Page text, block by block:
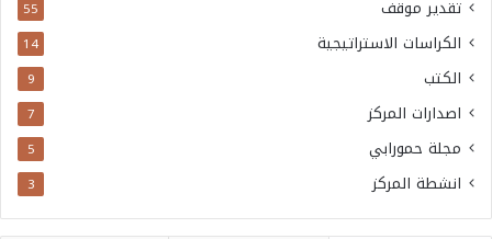
تقدير موقف 55
الكراسات الاستراتيجية 14
الكتب 9
اصدارات المركز 7
مجلة حمورابي 5
انشطة المركز 3